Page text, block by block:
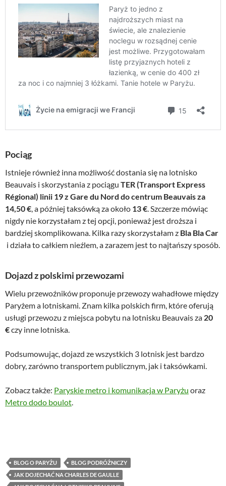
Pociąg
Istnieje również inna możliwość dostania się na lotnisko
Beauvais i skorzystania z pociągu TER (Transport Express
Régional) linii 19 z Gare du Nord do centrum Beauvais za
14,50 € , a później taksówką za około 13 € . Szczerze mówiąc
nigdy nie korzystałam z tej opcji, ponieważ jest droższa i
bardziej skomplikowana. Kilka razy skorzystałam z Bla Bla Car
i działa to całkiem nieźlem, a zarazem jest to najtańszy sposób.
Dojazd z polskimi przewozami
Wielu przewoźników proponuje przewozy wahadłowe między
Paryżem a lotniskami. Znam kilka polskich firm, które oferują
usługi przewozu z miejsca pobytu na lotnisku Beauvais za 20
€czy inne lotniska.
Podsumowując, dojazd ze wszystkich 3 lotnisk jest bardzo
dobry, zarówno transportem publicznym, jak i taksówkami.
Zobacz także: Paryskie metro i komunikacja w Paryżu oraz
Metro dodo boulot
BLOG O PARYŻU
BLOG PODRÓŻNICZY
JAK DOJECHAĆ NA CHARLES DE GAULLE